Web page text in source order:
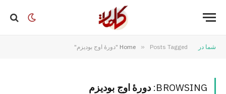
شما در Home » Posts Tagged "دورهٔ اوج بودیزم"
BROWSING: دورهٔ اوج بودیزم